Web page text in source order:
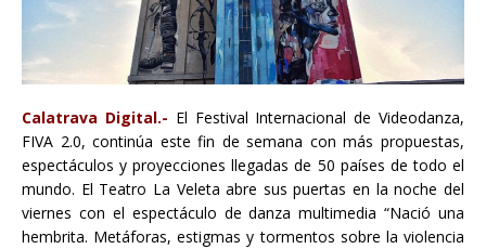
Calatrava Digital.- El Festival Internacional de Videodanza,
FIVA 2.0, continúa este fin de semana con más propuestas,
espectáculos y proyecciones llegadas de 50 países de todo el
mundo. El Teatro La Veleta abre sus puertas en la noche del
viernes con el espectáculo de danza multimedia “Nació una
hembrita. Metáforas, estigmas y tormentos sobre la violencia